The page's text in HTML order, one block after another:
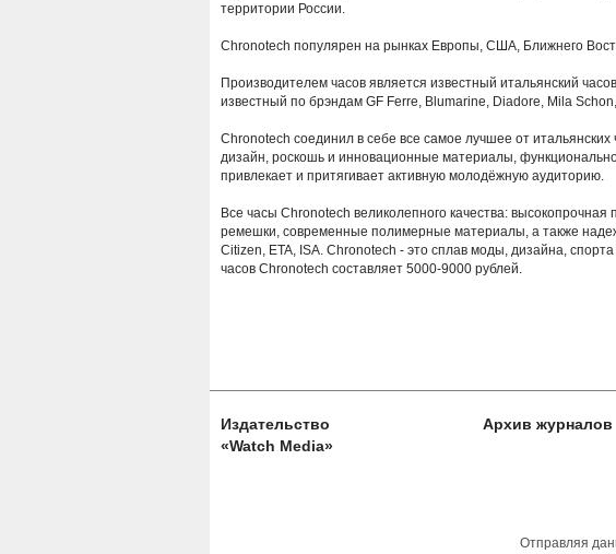
территории России.
Chronotech популярен на рынках Европы, США, Ближнего
Производителем часов является известный итальянский
известный по брэндам GF Ferre, Blumarine, Diadore, Mila
Chronotech соединил в себе все самое лучшее от
дизайн, роскошь и инновационные материалы,
привлекает и притягивает активную молодёжную аудиторию.
Все часы Chronotech великолепного качества:
ремешки, современные полимерные материалы, а также
Citizen, ETA, ISA. Chronotech - это сплав моды, дизайна, спорта
часов Chronotech составляет 5000-9000 рублей.
Издательство
«Watch Media»
Архив журналов
Отправляя